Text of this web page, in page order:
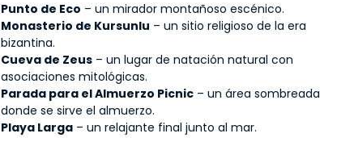
Punto de Eco – un mirador montañoso escénico.
Monasterio de Kursunlu – un sitio religioso de la era
bizantina.
Cueva de Zeus – un lugar de natación natural con
asociaciones mitológicas.
Parada para el Almuerzo Picnic – un área sombreada
donde se sirve el almuerzo.
Playa Larga – un relajante final junto al mar.